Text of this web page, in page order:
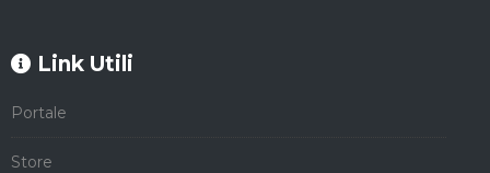
Link Utili
Portale
Store